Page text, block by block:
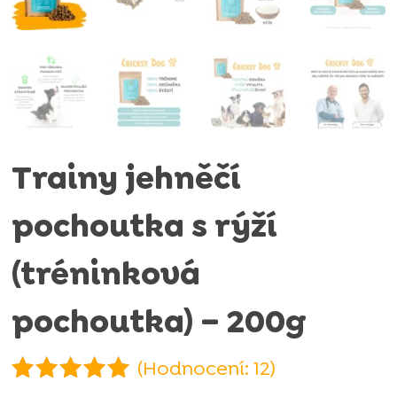
Trainy jehněčí
pochoutka s rýží
(tréninková
pochoutka) – 200g
(Hodnocení: 12)